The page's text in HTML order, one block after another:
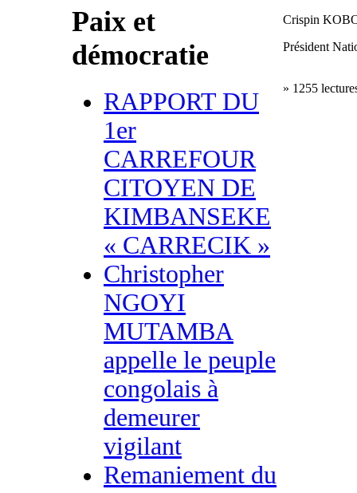
Paix et
démocratie
RAPPORT DU
1er
CARREFOUR
CITOYEN DE
KIMBANSEKE
« CARRECIK »
Christopher
NGOYI
MUTAMBA
appelle le peuple
congolais à
demeurer
vigilant
Remaniement du
Crispin
Président
» 1255